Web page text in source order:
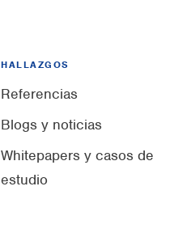
HALLAZGOS
Referencias
Blogs y noticias
Whitepapers y casos de
estudio